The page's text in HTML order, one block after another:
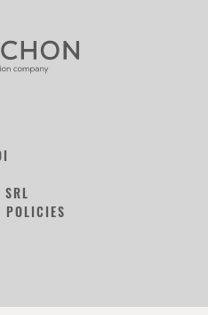
POLICIES